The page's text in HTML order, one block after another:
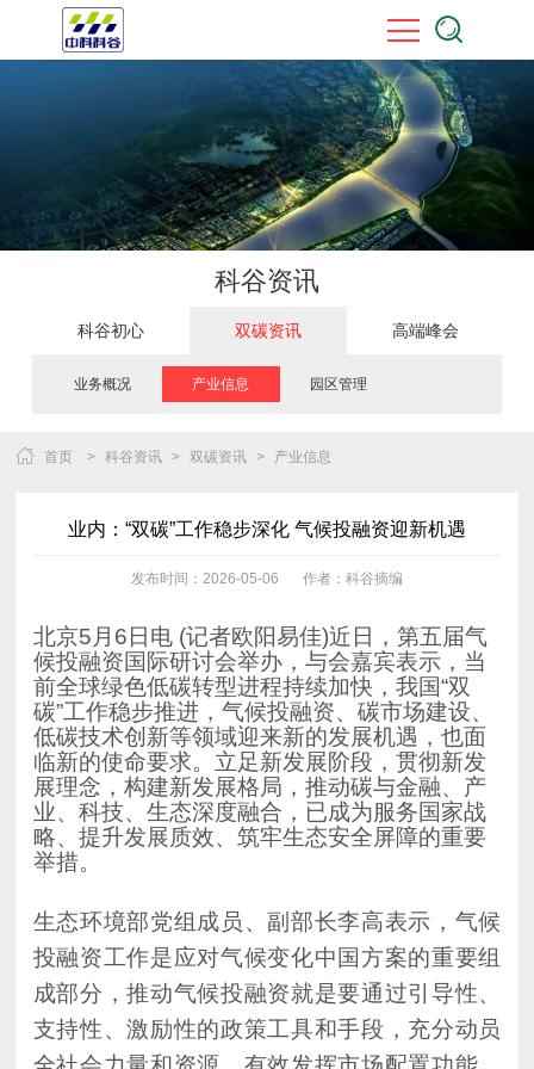
科谷资讯
科谷初心 双碳资讯 高端峰会
业务概况 产业信息 园区管理
首页 > 科谷资讯 > 双碳资讯 > 产业信息
业内：“双碳”工作稳步深化 气候投融资迎新机遇
发布时间：2026-05-06 作者：科谷摘编
举措。